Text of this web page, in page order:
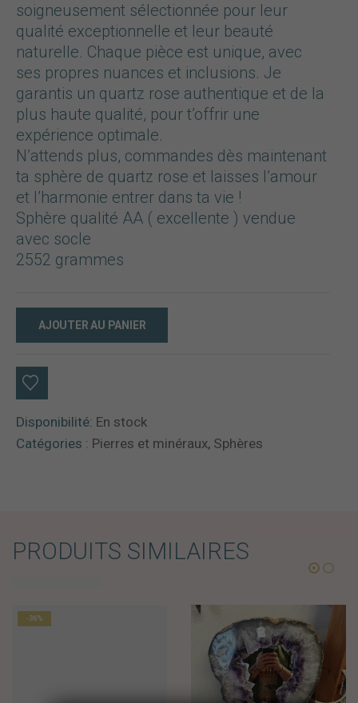
soigneusement sélectionnée pour leur
qualité exceptionnelle et leur beauté
naturelle. Chaque pièce est unique, avec
ses propres nuances et inclusions. Je
garantis un quartz rose authentique et de la
plus haute qualité, pour t’offrir une
expérience optimale.
N’attends plus, commandes dès maintenant
ta sphère de quartz rose et laisses l’amour
et l’harmonie entrer dans ta vie !
Sphère qualité AA ( excellente ) vendue
avec socle
2552 grammes
AJOUTER AU PANIER
Disponibilité: En stock
Catégories : Pierres et minéraux, Sphères
PRODUITS SIMILAIRES
-36%